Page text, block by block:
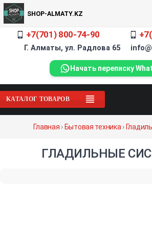
SHOP-ALMATY.KZ
+7(701) 800-74-90
Г. Алматы, ул. Радлова 65
Начать переписку
КАТАЛОГ ТОВАРОВ
Главная ›Бытовая техника ›
ГЛАДИЛЬНЫЕ